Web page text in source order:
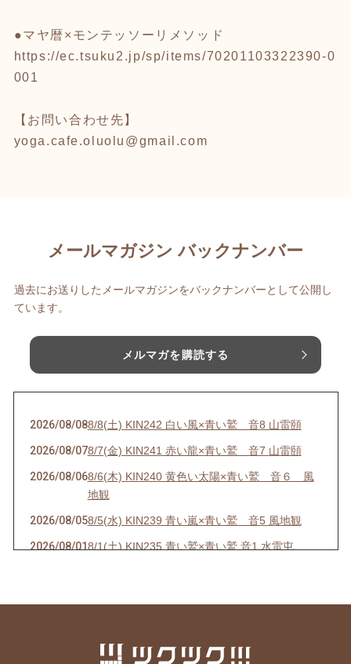
●マヤ暦×モンテッソーリメソッド
https://ec.tsuku2.jp/sp/items/70201103322390-0
001
【お問い合わせ先】
yoga.cafe.oluolu@gmail.com
メールマガジン バックナンバー
過去にお送りしたメールマガジンをバックナンバーとして公開し
ています。
メルマガを購読する
2026/08/088/8(土) KIN242 白い風×青い鷲 音8 山雷頤
2026/08/078/7(金) KIN241 赤い龍×青い鷲 音7 山雷頤
2026/08/068/6(木) KIN240 黄色い太陽×青い鷲 音６ 風
地観
2026/08/058/5(水) KIN239 青い嵐×青い鷲 音5 風地観
2026/08/018/1(土) KIN235 青い鷲×青い鷲 音1 水雷屯
7/29(水) KIN232 黄色い人×白い風 音11